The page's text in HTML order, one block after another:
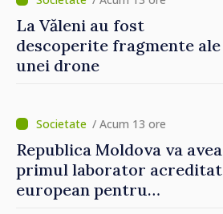
La Văleni au fost
descoperite fragmente ale
unei drone
/ Acum 13 ore
Republica Moldova va avea
primul laborator acreditat
european pentru